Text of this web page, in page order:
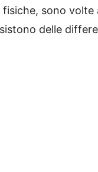
sono volte
delle